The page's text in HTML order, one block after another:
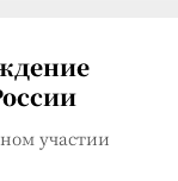
участии